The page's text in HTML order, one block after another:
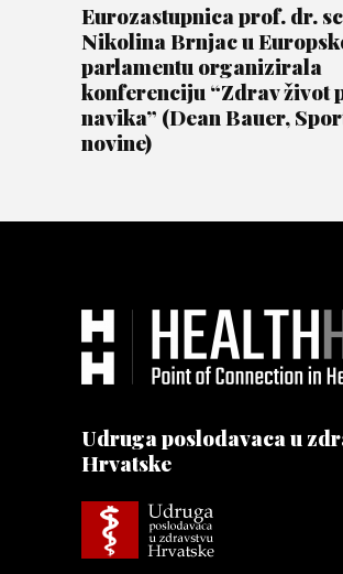
Eurozastupnica prof. dr.
Nikolina Brnjac u
parlamentu organizirala
konferenciju “Zdrav život
navika” (Dean Bauer,
novine)
Udruga poslodavaca u
Hrvatske